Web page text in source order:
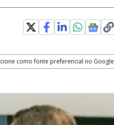
como fonte preferencial no Google